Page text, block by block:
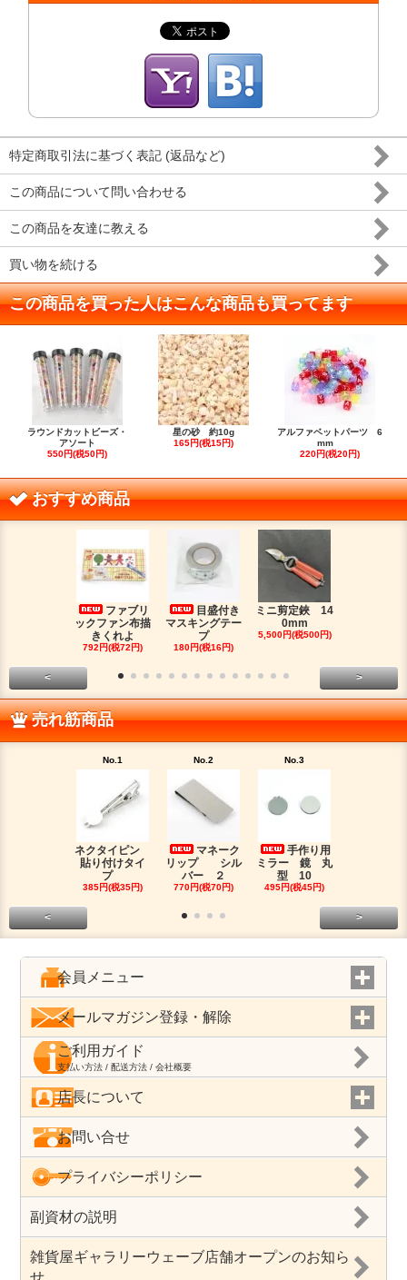
特定商取引法に基づく表記 (返品など)
この商品について問い合わせる
この商品を友達に教える
買い物を続ける
この商品を買った人はこんな商品も買ってます
ラウンドカットビーズ・
アソート
550円(税50円)
星の砂 約10g
165円(税15円)
アルファベットパーツ 6
mm
220円(税20円)
おすすめ商品
ファブリ
ックファン布描
きくれよ
792円(税72円)
目盛付き
マスキングテー
プ
180円(税16円)
ミニ剪定鋏 14
0mm
5,500円(税500円)
< >
売れ筋商品
No.1
ネクタイピン
貼り付けタイ
プ
385円(税35円)
No.2
マネーク
リップ シル
バー ２
770円(税70円)
No.3
手作り用
ミラー 鏡 丸
型 10
495円(税45円)
< >
会員メニュー
メールマガジン登録・解除
ご利用ガイド
支払い方法 / 配送方法 / 会社概要
店長について
お問い合せ
プライバシーポリシー
副資材の説明
雑貨屋ギャラリーウェーブ店舗オープンのお知ら
せ